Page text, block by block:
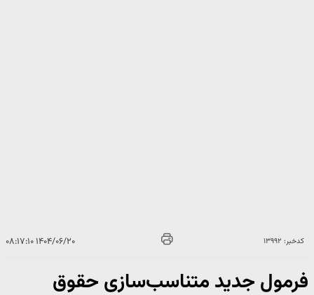
کدخبر: ۱۳۹۹۲ ۱۴۰۴/۰۶/۲۰ ۰۸:۱۷:۱۰
فرمول جدید متناسب‌سازی حقوق